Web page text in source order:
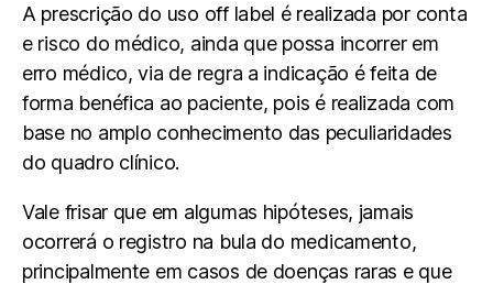
A prescrição do uso off label é realizada por conta
e risco do médico, ainda que possa incorrer em
erro médico, via de regra a indicação é feita de
forma benéfica ao paciente, pois é realizada com
base no amplo conhecimento das peculiaridades
do quadro clínico.
Vale frisar que em algumas hipóteses, jamais
ocorrerá o registro na bula do medicamento,
principalmente em casos de doenças raras e que